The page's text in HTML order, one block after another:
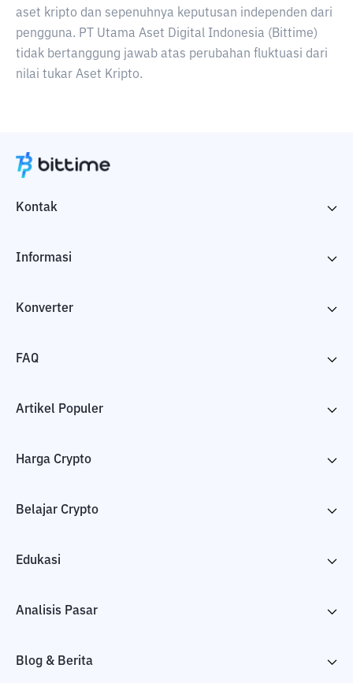
aset kripto dan sepenuhnya keputusan independen dari
pengguna. PT Utama Aset Digital Indonesia (Bittime)
tidak bertanggung jawab atas perubahan fluktuasi dari
nilai tukar Aset Kripto.
Kontak
Informasi
Konverter
FAQ
Artikel Populer
Harga Crypto
Belajar Crypto
Edukasi
Analisis Pasar
Blog & Berita